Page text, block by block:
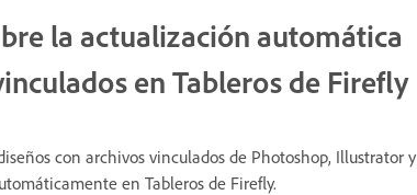
la actualización automática
en Tableros de Firefly
con archivos vinculados de Photoshop, Illustrator y
en Tableros de Firefly.